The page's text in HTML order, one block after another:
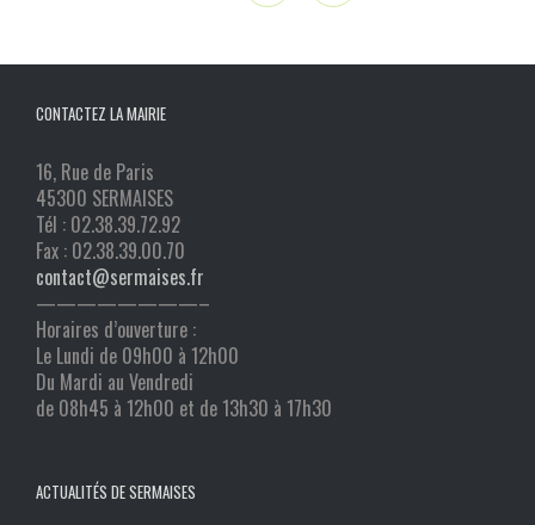
CONTACTEZ LA MAIRIE
16, Rue de Paris
45300 SERMAISES
Tél : 02.38.39.72.92
Fax : 02.38.39.00.70
contact@sermaises.fr
————————–
Horaires d’ouverture :
Le Lundi de 09h00 à 12h00
Du Mardi au Vendredi
de 08h45 à 12h00 et de 13h30 à 17h30
ACTUALITÉS DE SERMAISES